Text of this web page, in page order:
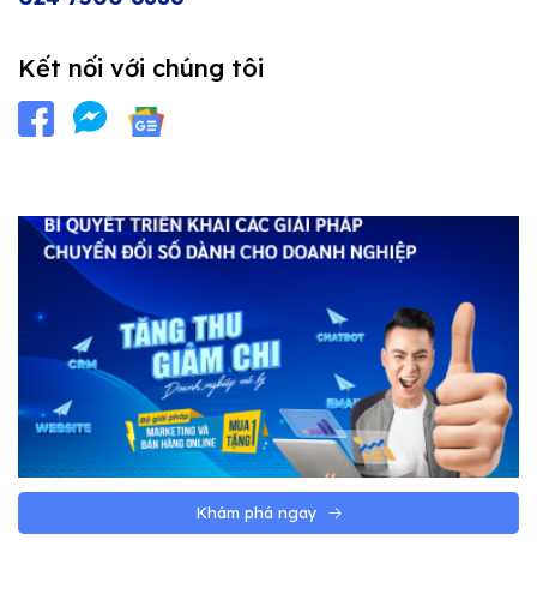
Kết nối với chúng tôi
Khám phá ngay